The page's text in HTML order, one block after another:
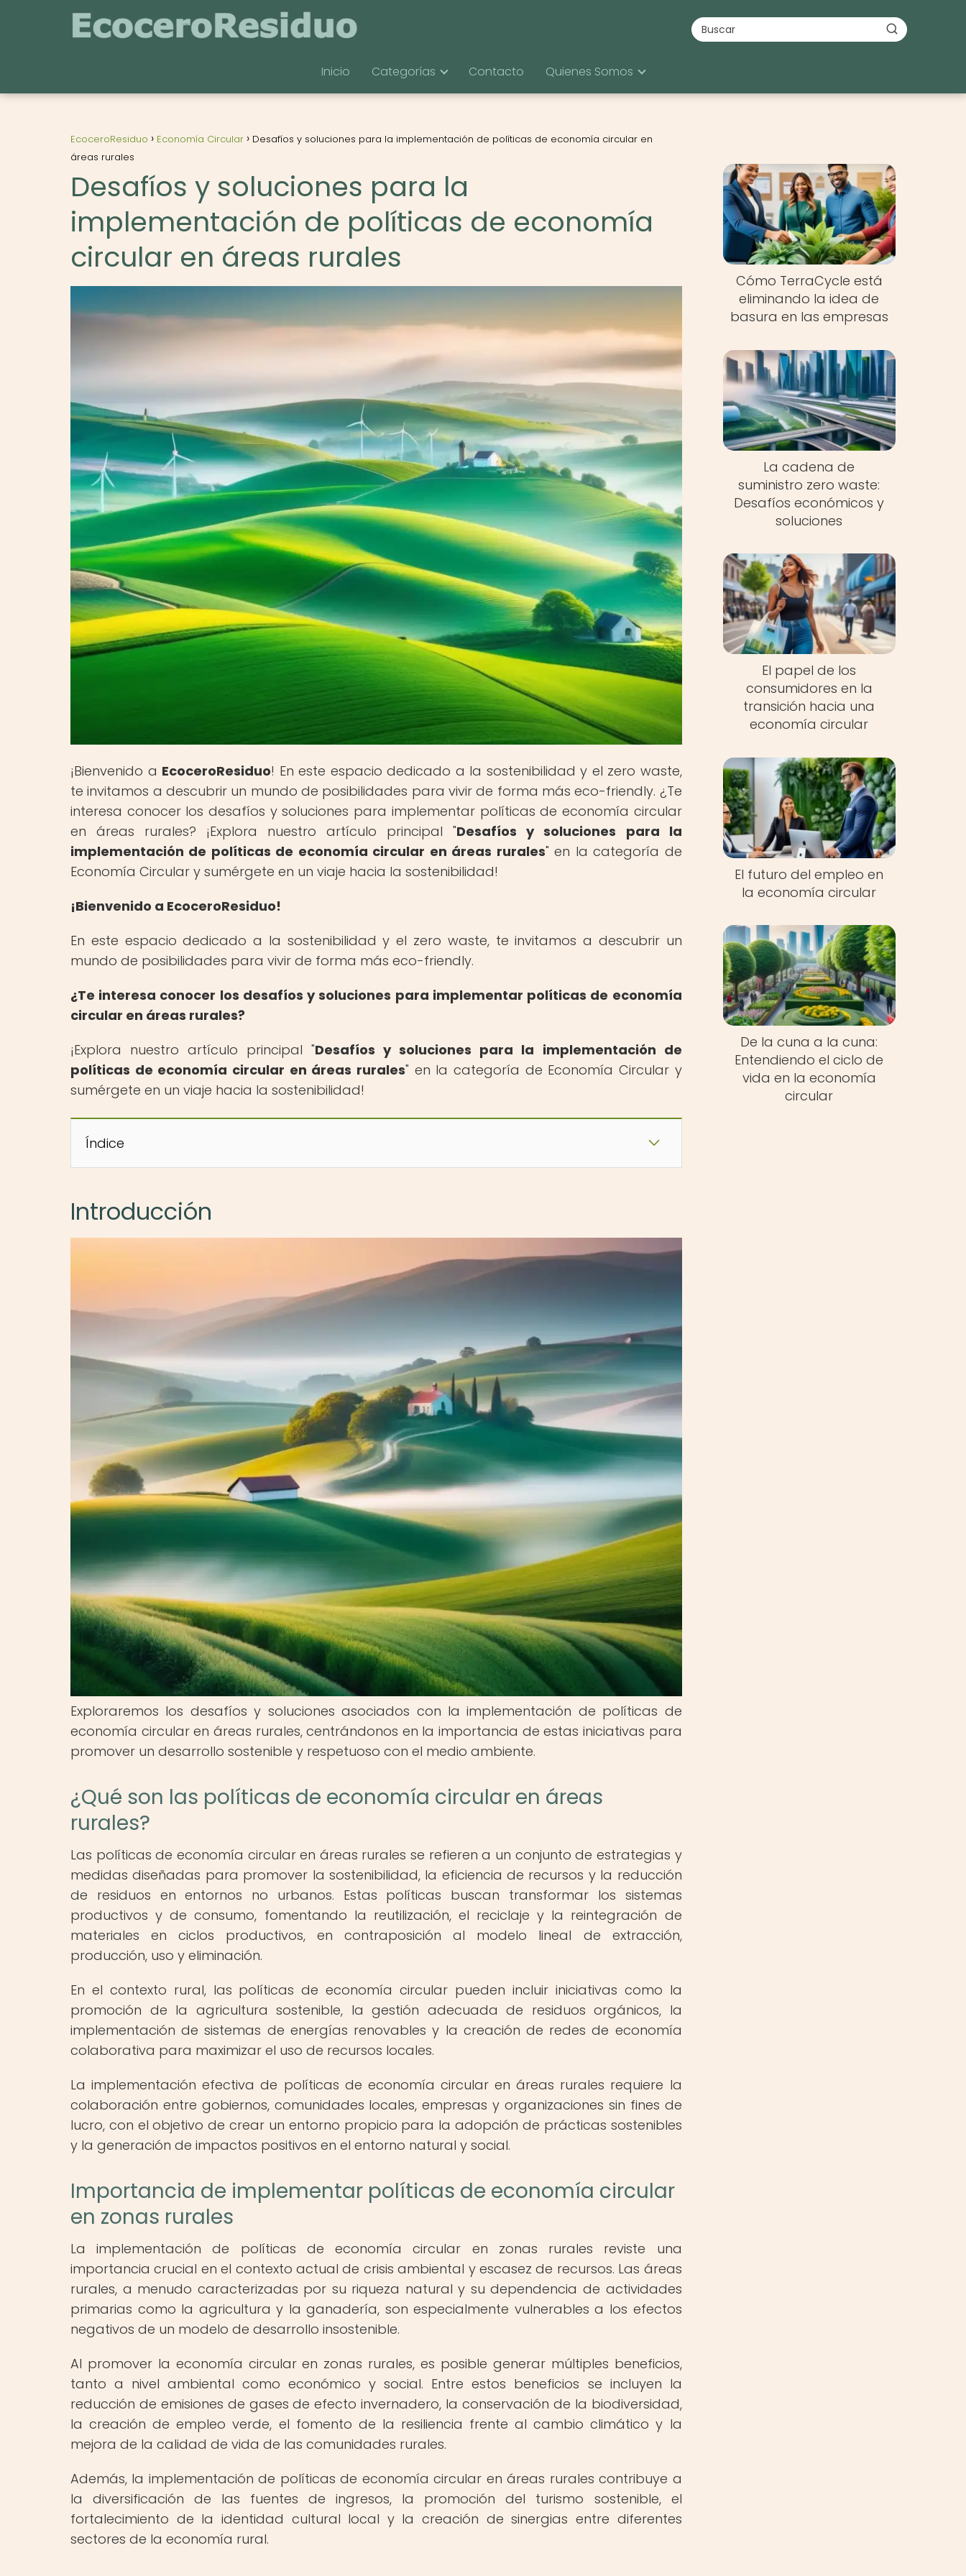
Inicio Categorías Contacto Quienes Somos
EcoceroResiduo Economía Circular
Desafíos y soluciones para la implementación de políticas de economía circular en
áreas rurales
Desafíos y soluciones para la
implementación de políticas de economía
circular en áreas rurales
¡Bienvenido a EcoceroResiduo! En este espacio dedicado a la sostenibilidad y el zero waste,
te invitamos a descubrir un mundo de posibilidades para vivir de forma más eco-friendly. ¿Te
interesa conocer los desafíos y soluciones para implementar políticas de economía circular
en áreas rurales? ¡Explora nuestro artículo principal "Desafíos y soluciones para la
implementación de políticas de economía circular en áreas rurales" en la categoría de
Economía Circular y sumérgete en un viaje hacia la sostenibilidad!
¡Bienvenido a EcoceroResiduo!
En este espacio dedicado a la sostenibilidad y el zero waste, te invitamos a descubrir un
mundo de posibilidades para vivir de forma más eco-friendly.
¿Te interesa conocer los desafíos y soluciones para implementar políticas de economía
circular en áreas rurales?
¡Explora nuestro artículo principal "Desafíos y soluciones para la implementación de
políticas de economía circular en áreas rurales" en la categoría de Economía Circular y
sumérgete en un viaje hacia la sostenibilidad!
Índice
Introducción
Exploraremos los desafíos y soluciones asociados con la implementación de políticas de
economía circular en áreas rurales, centrándonos en la importancia de estas iniciativas para
promover un desarrollo sostenible y respetuoso con el medio ambiente.
¿Qué son las políticas de economía circular en áreas
rurales?
Las políticas de economía circular en áreas rurales se refieren a un conjunto de estrategias y
medidas diseñadas para promover la sostenibilidad, la eficiencia de recursos y la reducción
de residuos en entornos no urbanos. Estas políticas buscan transformar los sistemas
productivos y de consumo, fomentando la reutilización, el reciclaje y la reintegración de
materiales en ciclos productivos, en contraposición al modelo lineal de extracción,
producción, uso y eliminación.
En el contexto rural, las políticas de economía circular pueden incluir iniciativas como la
promoción de la agricultura sostenible, la gestión adecuada de residuos orgánicos, la
implementación de sistemas de energías renovables y la creación de redes de economía
colaborativa para maximizar el uso de recursos locales.
La implementación efectiva de políticas de economía circular en áreas rurales requiere la
colaboración entre gobiernos, comunidades locales, empresas y organizaciones sin fines de
lucro, con el objetivo de crear un entorno propicio para la adopción de prácticas sostenibles
y la generación de impactos positivos en el entorno natural y social.
Importancia de implementar políticas de economía circular
en zonas rurales
La implementación de políticas de economía circular en zonas rurales reviste una
importancia crucial en el contexto actual de crisis ambiental y escasez de recursos. Las áreas
rurales, a menudo caracterizadas por su riqueza natural y su dependencia de actividades
primarias como la agricultura y la ganadería, son especialmente vulnerables a los efectos
negativos de un modelo de desarrollo insostenible.
Al promover la economía circular en zonas rurales, es posible generar múltiples beneficios,
tanto a nivel ambiental como económico y social. Entre estos beneficios se incluyen la
reducción de emisiones de gases de efecto invernadero, la conservación de la biodiversidad,
la creación de empleo verde, el fomento de la resiliencia frente al cambio climático y la
mejora de la calidad de vida de las comunidades rurales.
Además, la implementación de políticas de economía circular en áreas rurales contribuye a
la diversificación de las fuentes de ingresos, la promoción del turismo sostenible, el
fortalecimiento de la identidad cultural local y la creación de sinergias entre diferentes
sectores de la economía rural.
Cómo TerraCycle está
eliminando la idea de
basura en las empresas
La cadena de
suministro zero waste:
Desafíos económicos y
soluciones
El papel de los
consumidores en la
transición hacia una
economía circular
El futuro del empleo en
la economía circular
De la cuna a la cuna:
Entendiendo el ciclo de
vida en la economía
circular